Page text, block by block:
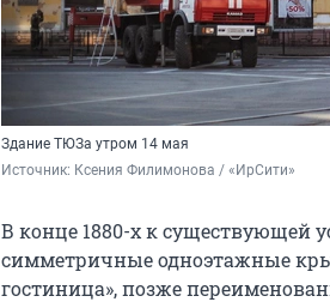
Здание ТЮЗа утром 14 мая
Источник: Ксения Филимонова / «ИрСити»
В конце 1880-х к существующей
симметричные одноэтажные
гостиница», позже